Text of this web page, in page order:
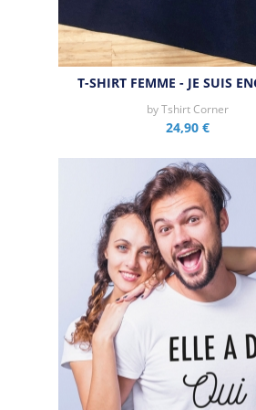
Aperçu rapide
T-SHIRT FEMME - JE SUIS
byTshirt Corner
24,90 €